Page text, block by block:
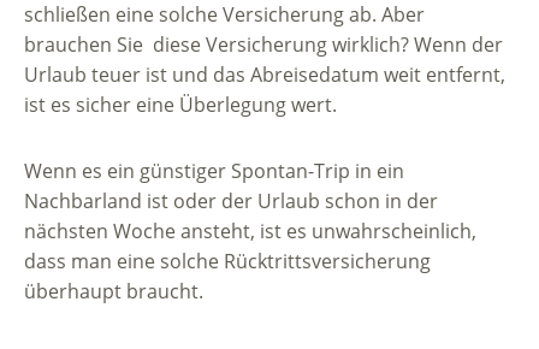
schließen eine solche Versicherung ab. Aber
brauchen Sie diese Versicherung wirklich? Wenn der
Urlaub teuer ist und das Abreisedatum weit entfernt,
ist es sicher eine Überlegung wert.
Wenn es ein günstiger Spontan-Trip in ein
Nachbarland ist oder der Urlaub schon in der
nächsten Woche ansteht, ist es unwahrscheinlich,
dass man eine solche Rücktrittsversicherung
überhaupt braucht.